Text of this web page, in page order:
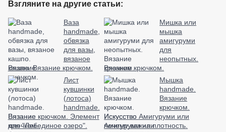
Взгляните на другие статьи:
Ваза
handmade,
обвязка
для вазы,
вязаное
кашпо. Вязание крючком.
Мишка или
мышка
амигуруми
для
неопытных.
Вязание крючком.
Лист
кувшинки
(лотоса)
handmade.
Вязание крючком. Элемент
для "Лебединое озеро".
Мышка
handmade.
Вязание
крючком.
Искусство Амигуруми или
почему важна плотность.